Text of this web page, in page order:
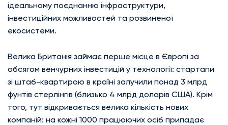
ідеальному поєднанню інфраструктури,
інвестиційних можливостей та розвиненої
екосистеми.
Велика Британія займає перше місце в Європі за
обсягом венчурних інвестицій у технології: стартапи
зі штаб-квартирою в країні залучили понад 3 млрд
фунтів стерлінгів (близько 4 млрд доларів США). Крім
того, тут відкривається велика кількість нових
компаній: на кожні 1000 працюючих осіб припадає